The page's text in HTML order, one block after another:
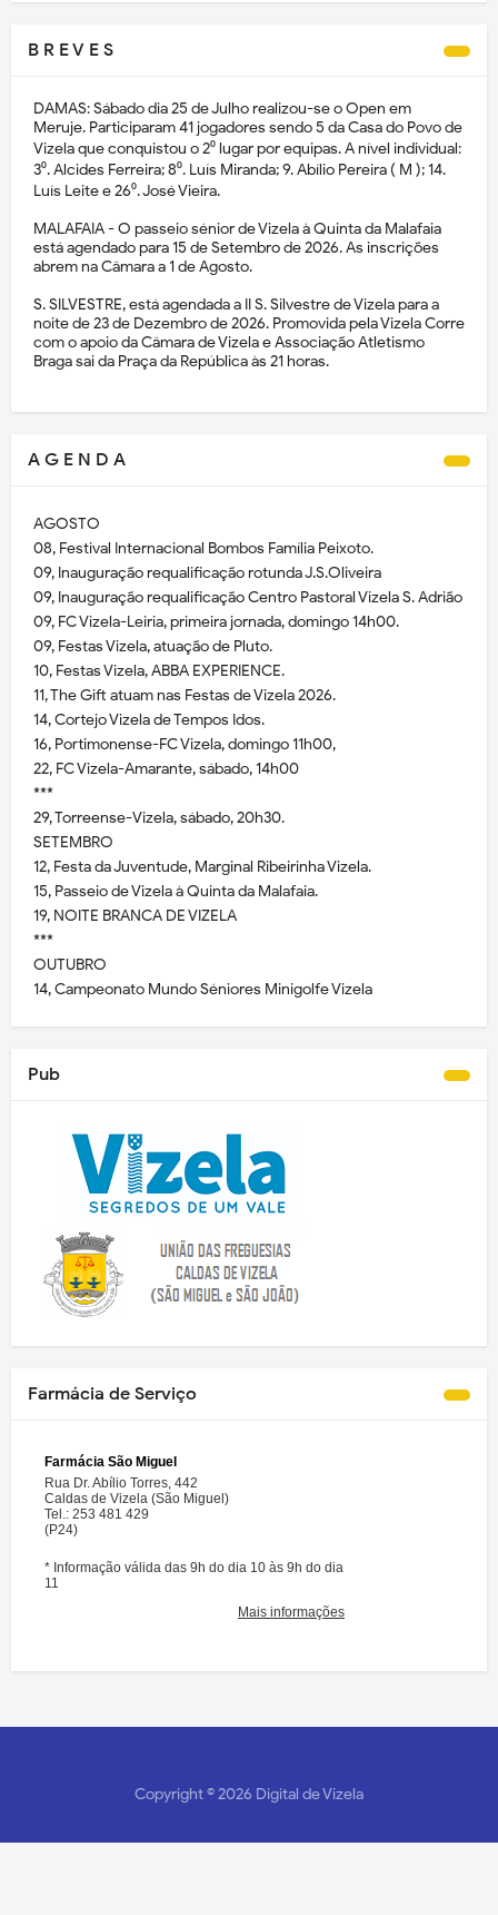
B R E V E S
DAMAS: Sábado dia 25 de Julho realizou-se o Open em
Meruje. Participaram 41 jogadores sendo 5 da Casa do Povo de
Vizela que conquistou o 2⁰ lugar por equipas. A nível individual:
3⁰. Alcides Ferreira; 8⁰. Luís Miranda; 9. Abílio Pereira ( M ); 14.
Luís Leite e 26⁰. José Vieira.
MALAFAIA - O passeio sénior de Vizela à Quinta da Malafaia
está agendado para 15 de Setembro de 2026. As inscrições
abrem na Câmara a 1 de Agosto.
S. SILVESTRE, está agendada a II S. Silvestre de Vizela para a
noite de 23 de Dezembro de 2026. Promovida pela Vizela Corre
com o apoio da Câmara de Vizela e Associação Atletismo
Braga sai da Praça da República às 21 horas.
A G E N D A
AGOSTO
08, Festival Internacional Bombos Família Peixoto.
09, Inauguração requalificação rotunda J.S.Oliveira
09, Inauguração requalificação Centro Pastoral Vizela S. Adrião
09, FC Vizela-Leiria, primeira jornada, domingo 14h00.
09, Festas Vizela, atuação de Pluto.
10, Festas Vizela, ABBA EXPERIENCE.
11, The Gift atuam nas Festas de Vizela 2026.
14, Cortejo Vizela de Tempos Idos.
16, Portimonense-FC Vizela, domingo 11h00,
22, FC Vizela-Amarante, sábado, 14h00
***
29, Torreense-Vizela, sábado, 20h30.
SETEMBRO
12, Festa da Juventude, Marginal Ribeirinha Vizela.
15, Passeio de Vizela à Quinta da Malafaia.
19, NOITE BRANCA DE VIZELA
***
OUTUBRO
14, Campeonato Mundo Séniores Minigolfe Vizela
Pub
Farmácia de Serviço
Copyright ©2026 Digital de Vizela